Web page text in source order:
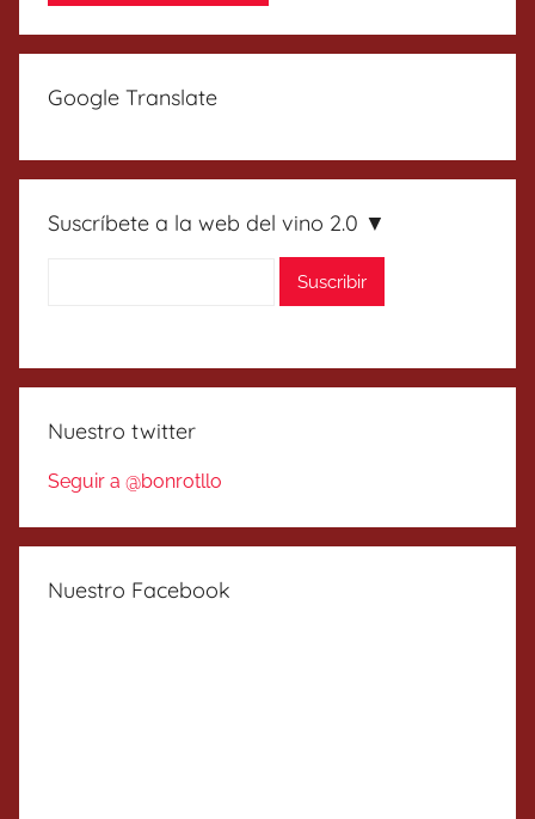
Google Translate
Suscríbete a la web del vino 2.0 ▼
Nuestro twitter
Seguir a @bonrotllo
Nuestro Facebook